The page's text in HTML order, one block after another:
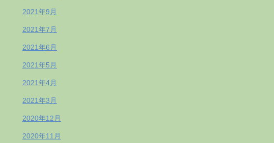
2021年9月
2021年7月
2021年6月
2021年5月
2021年4月
2021年3月
2020年12月
2020年11月